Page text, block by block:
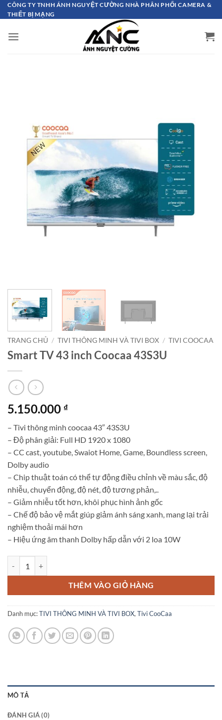
Bỏ
qua
dung
CÔNG TY TNHH ÁNH NGUYỆT CƯỜNG NHÀ PHÂN PHỐI CAMERA &
THIẾT BỊ MẠNG
TRANG CHỦ / TIVI THÔNG MINH VÀ TIVI BOX / TIVI COOCAA
Smart TV 43 inch Coocaa 43S3U
5.150.000 ₫
– Tivi thông minh coocaa 43″ 43S3U
– Độ phân giải: Full HD 1920 x 1080
– CC cast, youtube, Swaiot Home, Game, Boundless screen,
Dolby audio
– Chip thuật toán có thể tự động điều chỉnh về màu sắc, độ
nhiễu, chuyển động, độ nét, độ tương phản,..
– Giảm nhiễu tốt hơn, khôi phục hình ảnh gốc
– Chế độ bảo vệ mắt giúp giảm ánh sáng xanh, mang lại trải
nghiệm thoải mái hơn
– Hiệu ứng âm thanh Dolby hấp dẫn với 2 loa 10W
THÊM VÀO GIỎ HÀNG
Danh mục:TIVI THÔNG MINH VÀ TIVI BOX, Tivi CooCaa
MÔ TẢ
ĐÁNH GIÁ (0)